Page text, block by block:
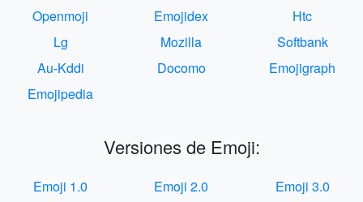
Openmoji
Emojidex
Htc
Lg
Mozilla
Softbank
Au-Kddi
Docomo
Emojigraph
Emojipedia
Versiones de Emoji:
Emoji 1.0 Emoji 2.0 Emoji 3.0